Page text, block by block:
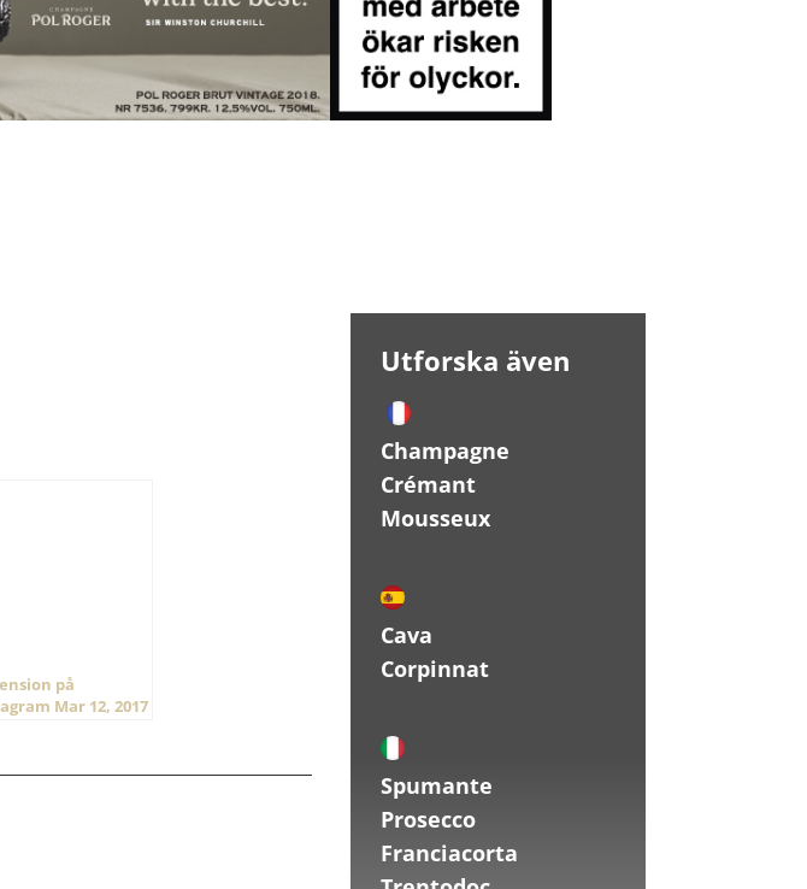
på
Mar 12, 2017
Utforska även
Champagne
Crémant
Mousseux
Cava
Corpinnat
Spumante
Prosecco
Franciacorta